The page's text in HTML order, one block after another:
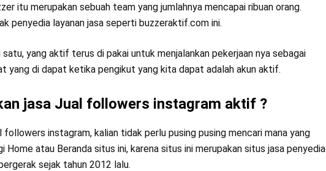
itu merupakan sebuah team yang jumlahnya mencapai ribuan orang.
penyedia layanan jasa seperti buzzeraktif.com ini.
yang aktif terus di pakai untuk menjalankan pekerjaan nya sebagai
yang di dapat ketika pengikut yang kita dapat adalah akun aktif.
jasa Jual followers instagram aktif ?
instagram, kalian tidak perlu pusing pusing mencari mana yang
Home atau Beranda situs ini, karena situs ini merupakan situs jasa penyedia
sejak tahun 2012 lalu.